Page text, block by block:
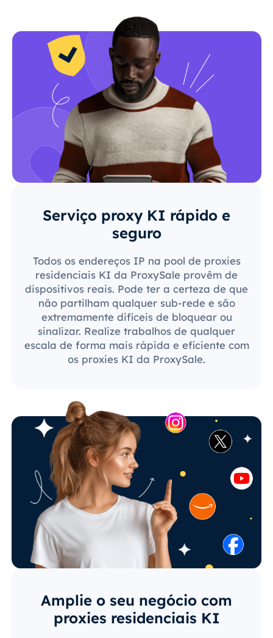
Serviço proxy KI rápido e
seguro
Todos os endereços IP na pool de proxies
residenciais KI da ProxySale provêm de
dispositivos reais. Pode ter a certeza de que
não partilham qualquer sub-rede e são
extremamente difíceis de bloquear ou
sinalizar. Realize trabalhos de qualquer
escala de forma mais rápida e eficiente com
os proxies KI da ProxySale.
Amplie o seu negócio com
proxies residenciais KI